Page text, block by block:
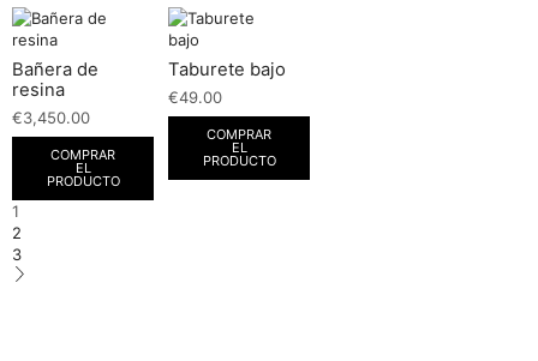
Bañera de
resina
€3,450.00
COMPRAR
EL
PRODUCTO
Taburete bajo
€49.00
COMPRAR
EL
PRODUCTO
1
2
3